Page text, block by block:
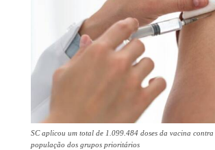
SC aplicou um total de 1.099.484 doses da vacina
população dos grupos prioritários